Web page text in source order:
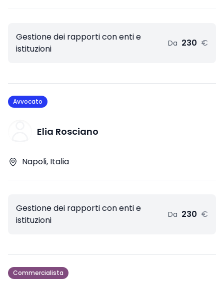
Gestione dei rapporti con enti e
istituzioni
Da 230 €
Avvocato
Elia Rosciano
Napoli, Italia
Gestione dei rapporti con enti e
istituzioni
Da 230 €
Commercialista